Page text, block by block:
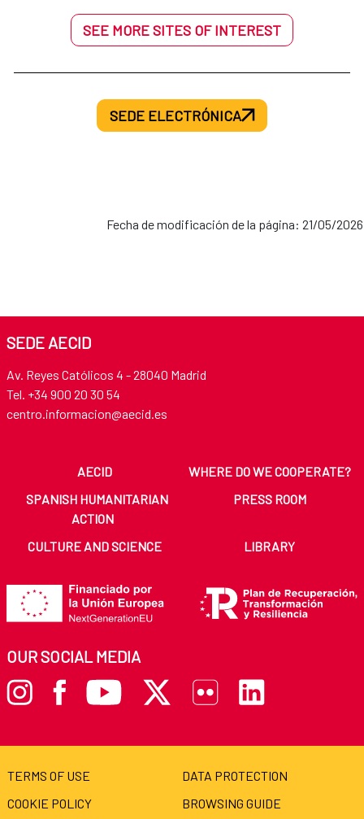
SEE MORE SITES OF INTEREST
SEDE ELECTRÓNICA
Fecha de modificación de la página: 21/05/2026
SEDE AECID
Av. Reyes Católicos 4 - 28040 Madrid
Tel. +34 900 20 30 54​​​​​​​
centro.informacion@aecid.es
AECID
WHERE DO WE COOPERATE?
SPANISH HUMANITARIAN
ACTION
PRESS ROOM
CULTURE AND SCIENCE LIBRARY
OUR SOCIAL MEDIA
TERMS OF USE
DATA PROTECTION
COOKIE POLICY
BROWSING GUIDE